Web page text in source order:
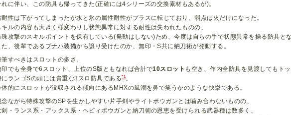
れに伴い、この防具も帰ってきた(正確には4シリーズの交換素材もあるが)。
耐性は下がってしまったが水と氷の属性耐性がプラスに転じており、弱点は火だけになった。
キルの内容も大きく様変わりし状態異常に対する耐性は失われたものの、
殊攻撃のスキルポイントを保有している(発動はしない)ため、今度は自らの手で状態異常を操る防具とな
た、後輩である ブナハ装備から譲り受けたのか、無印・S共に納刀術が発動する。
筆すべきはスロットの多さ。
印でも全身で6スロット、上位のS版ともなれば合計で10スロット も空き、作内全防具を見渡してもトッ
にランゴSの頭には貴重な3スロ防具である*1。
体的にスロットが没収される傾向にあるMHXの風潮を鼻で笑うかのような快挙である。
念ながら特殊攻撃のSPを生かしやすい片手剣やライトボウガンとは噛み合わないものの、
剣・ランス系・アックス系・ヘビィボウガンと納刀術の恩恵を受けられる武器種は数多く、